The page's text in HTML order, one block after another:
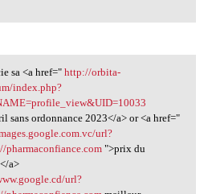
sa <a href=" http:/
sa <a href=" http://orbita-
index.php?
sans ordonnance 2023</a> or <a href="
url?
pharmaconfiance.com">prix du
a>
url?